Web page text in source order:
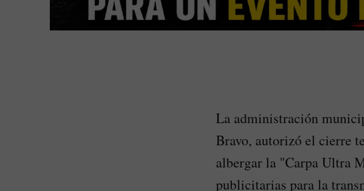
La administración
Bravo, autorizó el cierre
albergar la "Carpa Ultra
publicitarias para la